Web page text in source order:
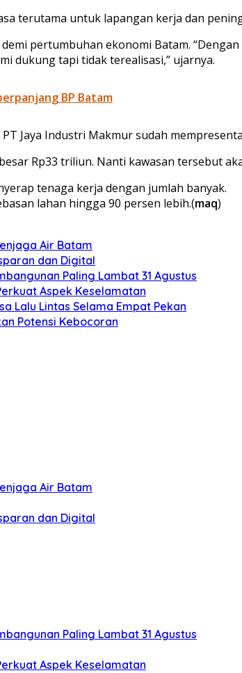
terutama untuk lapangan kerja dan
pertumbuhan ekonomi Batam.
dukung tapi tidak terealisasi,” ujarnya.
BP Batam
Jaya Industri Makmur sudah
Rp33 triliun. Nanti kawasan tersebut
tenaga kerja dengan jumlah banyak.
lahan hingga 90 persen lebih.(maq)
Air Batam
dan Digital
Paling Lambat 31 Agustus
Aspek Keselamatan
Lalu Lintas Selama Empat Pekan
Potensi Kebocoran
Air Batam
dan Digital
Paling Lambat 31 Agustus
Aspek Keselamatan